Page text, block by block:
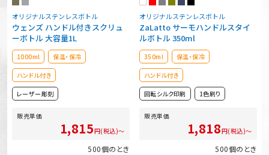
オリジナルステンレスボトル
ウェンズ ハンドル付きスクリュ
ーボトル 大容量1L
1000ml 保温・保冷
ハンドル付き
レーザー彫刻
販売単価
1,815円(税込)～
500個のとき
オリジナルステンレスボトル
ZaLatto サーモハンドルスタイ
ルボトル 350ml
350ml 保温・保冷
ハンドル付き
回転シルク印刷 1色刷り
販売単価
1,818円(税込)～
500個のとき